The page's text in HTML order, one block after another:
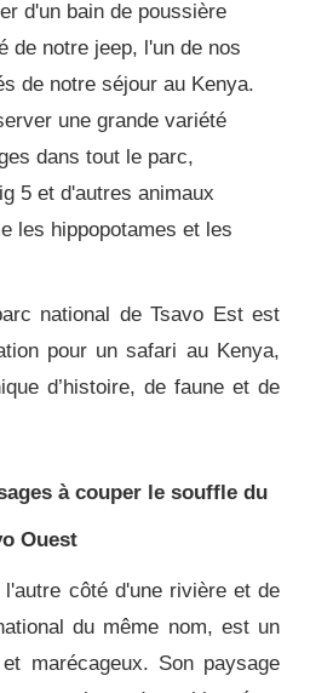
d'un bain de poussière
de notre jeep, l'un de nos
de notre séjour au Kenya.
une grande variété
dans tout le parc,
5 et d'autres animaux
les hippopotames et les
national de Tsavo Est est
pour un safari au Kenya,
d’histoire, de faune et de
à couper le souffle du
Ouest
côté d'une rivière et de
du même nom, est un
marécageux. Son paysage